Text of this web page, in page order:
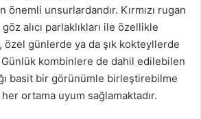
önemli unsurlardandır. Kırmızı rugan
alıcı parlaklıkları ile özellikle
günlerde ya da şık kokteyllerde
kombinlere de dahil edilebilen
basit bir görünümle birleştirebilme
ortama uyum sağlamaktadır.